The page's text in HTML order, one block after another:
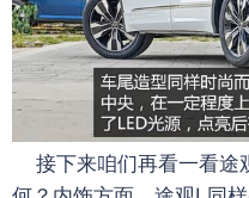
接下来咱们再看一看途